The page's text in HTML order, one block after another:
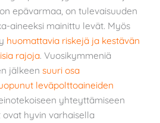
epävarmaa, on tulevaisuuden
aineeksi mainittu levät. Myös
huomattavia riskejä ja kestävän
rajoja. Vuosikymmeniä
jälkeen suuri osa
leväpolttoaineiden
yhteyttämiseen
hyvin varhaisella